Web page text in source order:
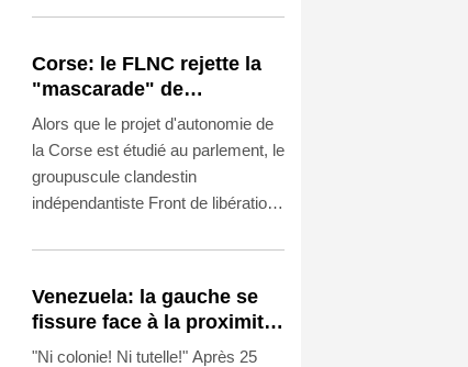
qui visait à bloquer l'accès à la
Corse: le FLNC rejette la
"mascarade" de
l'autonomie et menace les
"envahisseurs" venant
Alors que le projet d'autonomie de
la Corse est étudié au parlement, le
groupuscule clandestin
indépendantiste Front de libération
Combattants (FLNC-UC) l'a
soutiens, menaçant également les
"envahisseurs" non-corses sur l'île.
Venezuela: la gauche se
fissure face à la proximité
avec les Etats-Unis
"Ni colonie! Ni tutelle!" Après 25